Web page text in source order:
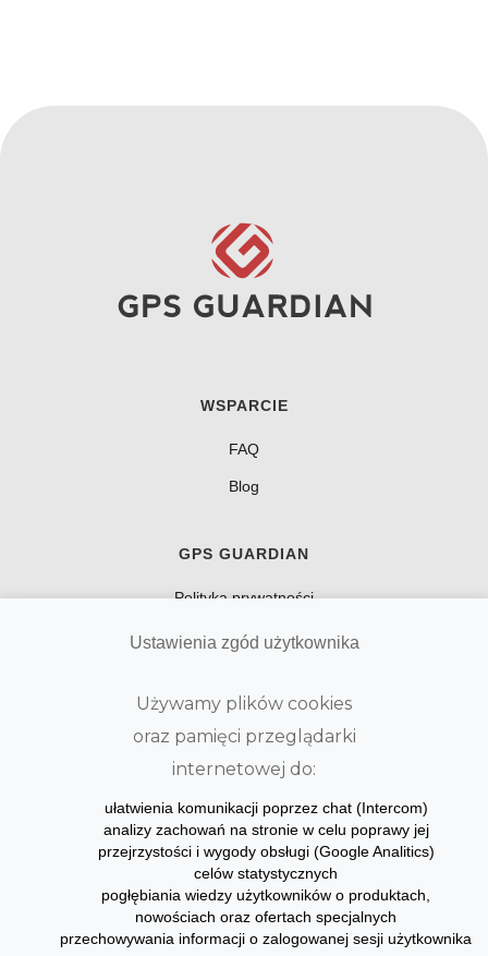
WSPARCIE
FAQ
Blog
GPS GUARDIAN
Polityka prywatności
Regulamin
O nas
Kariera
BLOG
Aktualności
Ustawienia zgód użytkownika
Używamy plików cookies
oraz pamięci przeglądarki
internetowej do:
ułatwienia komunikacji poprzez chat (Intercom)
analizy zachowań na stronie w celu poprawy jej
przejrzystości i wygody obsługi (Google Analitics)
celów statystycznych
pogłębiania wiedzy użytkowników o produktach,
nowościach oraz ofertach specjalnych
przechowywania informacji o zalogowanej sesji użytkownika